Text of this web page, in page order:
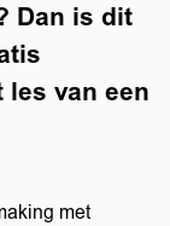
Dan is dit
van een
met